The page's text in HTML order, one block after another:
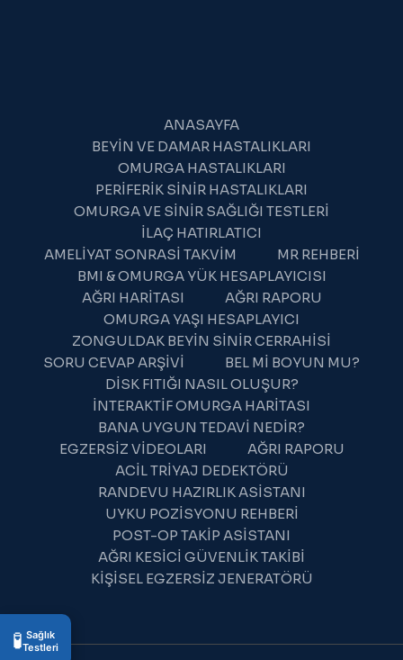
ANASAYFA
BEYIN VE DAMAR HASTALIKLARI
OMURGA HASTALIKLARI
PERIFERIK SINIR HASTALIKLARI
OMURGA VE SINIR SAĞLIĞI TESTLERI
İLAÇ HATIRLATICI
AMELIYAT SONRASI TAKVIM
MR REHBERI
BMI & OMURGA YÜK HESAPLAYICISI
AĞRI HARITASI
AĞRI RAPORU
OMURGA YAŞI HESAPLAYICI
ZONGULDAK BEYIN SINIR CERRAHISI
SORU CEVAP ARŞIVI
BEL MI BOYUN MU?
DISK FITIĞI NASIL OLUŞUR?
İNTERAKTIF OMURGA HARITASI
BANA UYGUN TEDAVI NEDIR?
EGZERSIZ VIDEOLARI
AĞRI RAPORU
ACIL TRIYAJ DEDEKTÖRÜ
RANDEVU HAZIRLIK ASISTANI
UYKU POZISYONU REHBERI
POST-OP TAKIP ASISTANI
AĞRI KESICI GÜVENLIK TAKIBI
KIŞISEL EGZERSIZ JENERATÖRÜ
🧪 Sağlık
Testleri
WhatsApp Destek
Şu an çevrimdışı
23:02